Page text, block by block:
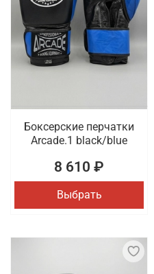
Боксерские перчатки
Arcade.1 black/blue
8 610 ₽
Выбрать